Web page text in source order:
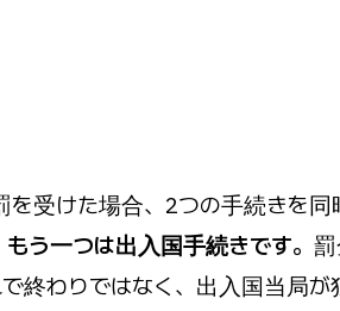
受けた場合、2つの手続きを同
う一つは出入国手続きです。
終わりではなく、出入国当局